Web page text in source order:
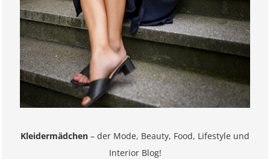
Kleidermädchen – der Mode, Beauty, Food, Lifestyle und
Interior Blog!